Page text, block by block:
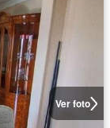
Ver foto